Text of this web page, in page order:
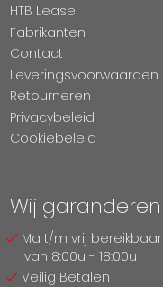
HTB Lease
Fabrikanten
Contact
Leveringsvoorwaarden
Retourneren
Privacybeleid
Cookiebeleid
Wij garanderen
Ma t/m vrij bereikbaar
van 8:00u - 18:00u
Veilig Betalen